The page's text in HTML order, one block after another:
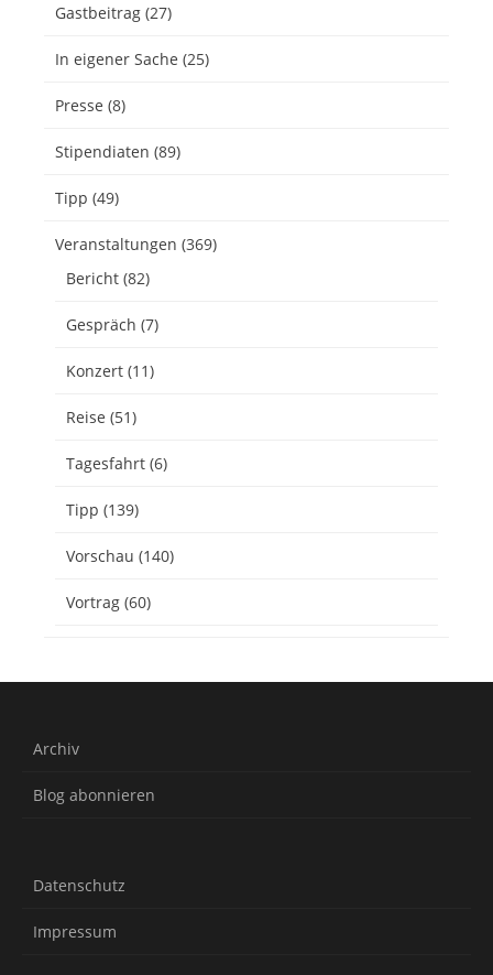
Gastbeitrag (27)
In eigener Sache (25)
Presse (8)
Stipendiaten (89)
Tipp (49)
Veranstaltungen (369)
Bericht (82)
Gespräch (7)
Konzert (11)
Reise (51)
Tagesfahrt (6)
Tipp (139)
Vorschau (140)
Vortrag (60)
Archiv
Blog abonnieren
Datenschutz
Impressum